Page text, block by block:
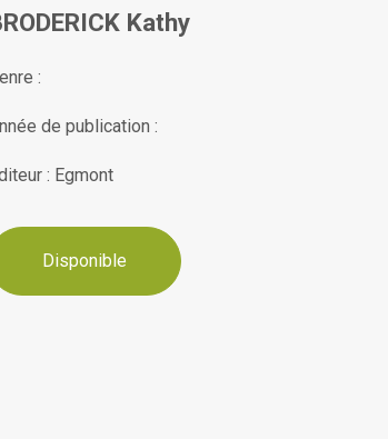
Kathy
:
de publication :
: Egmont
Disponible